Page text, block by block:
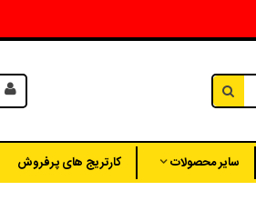
سایر محصولات کارتریج های پرفروش